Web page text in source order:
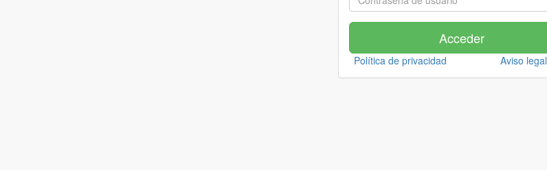
Política de privacidad Aviso legal